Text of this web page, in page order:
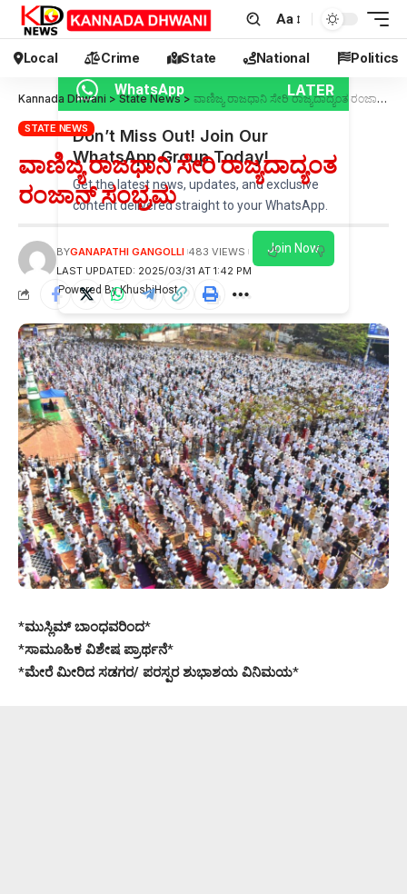
Aa
Local Crime State National Politics
Kannada Dhwani >State News> ವಾಣಿಜ್ಯ ರಾಜಧಾನಿ ಸೇರಿ ರಾಜ್ಯದಾದ್ಯಂತ ರಂಜಾನ್ ಸಂಭ್ರಮ
STATE NEWS
ವಾಣಿಜ್ಯ ರಾಜಧಾನಿ ಸೇರಿ ರಾಜ್ಯದಾದ್ಯಂತ
ರಂಜಾನ್ ಸಂಭ್ರಮ
LAST UPDATED: 2025/03/31 AT 1:42 PM
BYGANAPATHI GANGOLLI 483 VIEWS
*ಮುಸ್ಲಿಮ್ ಬಾಂಧವರಿಂದ*
*ಸಾಮೂಹಿಕ ವಿಶೇಷ ಪ್ರಾರ್ಥನೆ*
*ಮೇರೆ ಮೀರಿದ ಸಡಗರ/ ಪರಸ್ಪರ ಶುಭಾಶಯ ವಿನಿಮಯ*
WhatsApp LATER
Don’t Miss Out! Join Our
WhatsApp Group Today!
Get the latest news, updates, and exclusive
content delivered straight to your WhatsApp.
Join Now
Powered By KhushiHost